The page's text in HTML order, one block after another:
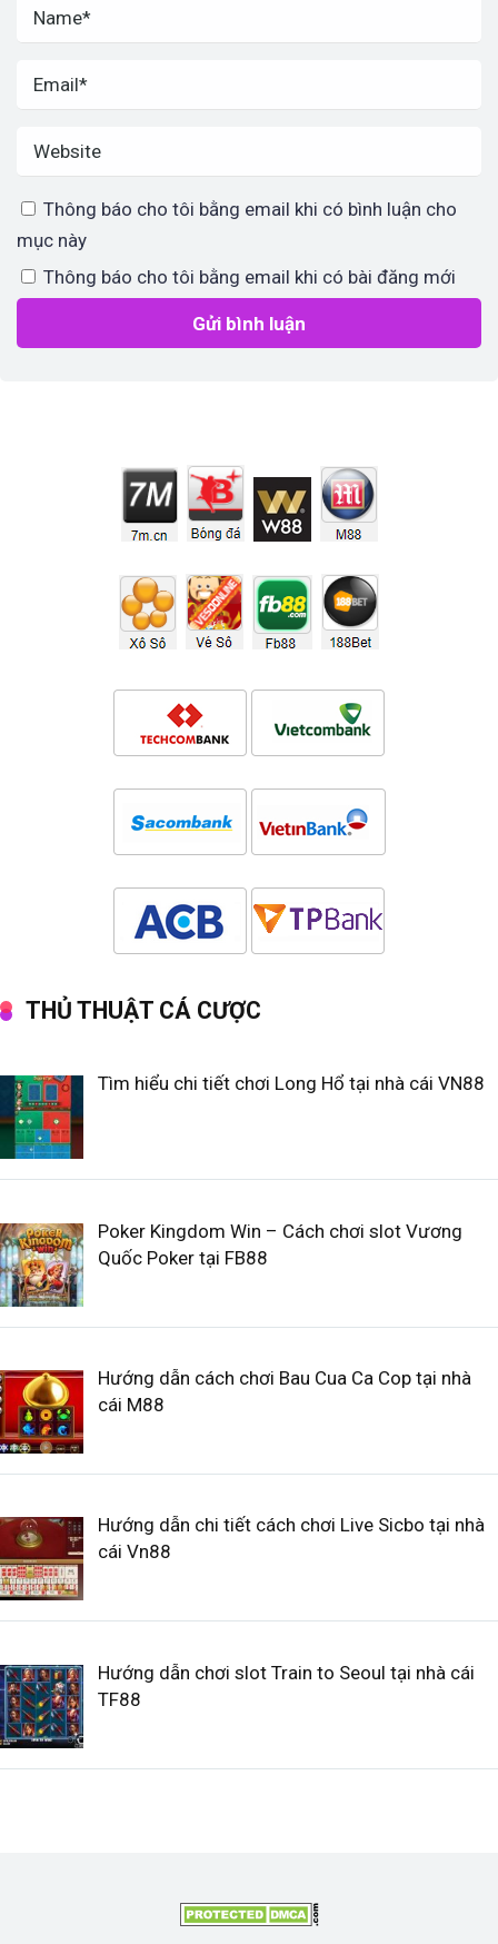
Thông báo cho tôi bằng email khi có bình luận cho
mục này
Thông báo cho tôi bằng email khi có bài đăng mới
THỦ THUẬT CÁ CƯỢC
Tìm hiểu chi tiết chơi Long Hổ tại nhà cái VN88
Poker Kingdom Win – Cách chơi slot Vương
Quốc Poker tại FB88
Hướng dẫn cách chơi Bau Cua Ca Cop tại nhà
cái M88
Hướng dẫn chi tiết cách chơi Live Sicbo tại nhà
cái Vn88
Hướng dẫn chơi slot Train to Seoul tại nhà cái
TF88